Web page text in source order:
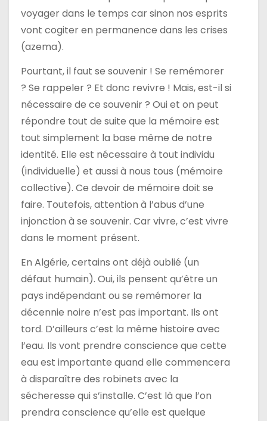
t
c
e
voyager dans le temps car sinon nos esprits
vont cogiter en permanence dans les crises
(azema).
Pourtant, il faut se souvenir ! Se remémorer
? Se rappeler ? Et donc revivre ! Mais, est-il si
nécessaire de ce souvenir ? Oui et on peut
répondre tout de suite que la mémoire est
tout simplement la base même de notre
identité. Elle est nécessaire à tout individu
(individuelle) et aussi à nous tous (mémoire
collective). Ce devoir de mémoire doit se
faire. Toutefois, attention à l’abus d’une
injonction à se souvenir. Car vivre, c’est vivre
dans le moment présent.
En Algérie, certains ont déjà oublié (un
défaut humain). Oui, ils pensent qu’être un
pays indépendant ou se remémorer la
décennie noire n’est pas important. Ils ont
tord. D’ailleurs c’est la même histoire avec
l’eau. Ils vont prendre conscience que cette
eau est importante quand elle commencera
à disparaître des robinets avec la
sécheresse qui s’installe. C’est là que l’on
prendra conscience qu’elle est quelque